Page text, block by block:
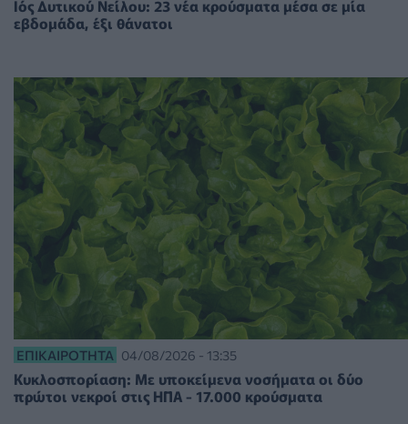
Ιός Δυτικού Νείλου: 23 νέα κρούσματα μέσα σε μία
εβδομάδα, έξι θάνατοι
ΕΠΙΚΑΙΡΌΤΗΤΑ 04/08/2026 - 13:35
Κυκλοσπορίαση: Με υποκείμενα νοσήματα οι δύο
πρώτοι νεκροί στις ΗΠΑ - 17.000 κρούσματα